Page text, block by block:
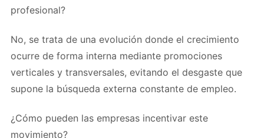
profesional?
No, se trata de una evolución donde el crecimiento
ocurre de forma interna mediante promociones
verticales y transversales, evitando el desgaste que
supone la búsqueda externa constante de empleo.
¿Cómo pueden las empresas incentivar este
movimiento?